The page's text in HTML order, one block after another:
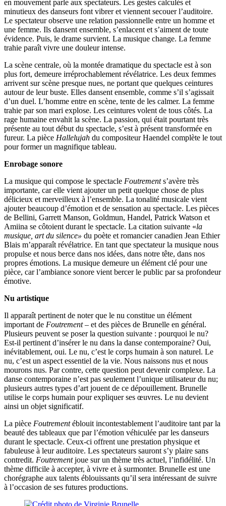
en mouvement parle aux spectateurs. Les gestes calculés et
minutieux des danseurs font vibrer et viennent secouer l’auditoire.
Le spectateur observe une relation passionnelle entre un homme et
une femme. Ils dansent ensemble, s’enlacent et s’aiment de toute
évidence. Puis, le drame survient. La musique change. La femme
trahie paraît vivre une douleur intense.
La scène centrale, où la montée dramatique du spectacle est à son
plus fort, demeure irréprochablement révélatrice. Les deux femmes
arrivent sur scène presque nues, ne portant que quelques ceintures
autour de leur buste. Elles dansent ensemble, comme s’il s’agissait
d’un duel. L’homme entre en scène, tente de les calmer. La femme
trahie par son mari explose. Les ceintures volent de tous côtés. La
rage humaine envahit la scène. La passion, qui était pourtant très
présente au tout début du spectacle, s’est à présent transformée en
fureur. La pièce Hallelujah du compositeur Haendel complète le tout
pour former un magnifique tableau.
Enrobage sonore
La musique qui compose le spectacle Foutrements’avère très
importante, car elle vient ajouter un petit quelque chose de plus
délicieux et merveilleux à l’ensemble. La tonalité musicale vient
ajouter beaucoup d’émotion et de sensation au spectacle. Les pièces
de Bellini, Garrett Manson, Goldmun, Handel, Patrick Watson et
Amiina se côtoient durant le spectacle. La citation suivante «la
musique, art du silence» du poète et romancier canadien Jean Ethier
Blais m’apparaît révélatrice. En tant que spectateur la musique nous
propulse et nous berce dans nos idées, dans notre tête, dans nos
propres émotions. La musique demeure un élément clé pour une
pièce, car l’ambiance sonore vient bercer le public par sa profondeur
émotive.
Nu artistique
Il apparaît pertinent de noter que le nu constitue un élément
important de Foutrement– et des pièces de Brunelle en général.
Plusieurs peuvent se poser la question suivante : pourquoi le nu?
Est-il pertinent d’insérer le nu dans la danse contemporaine? Oui,
inévitablement, oui. Le nu, c’est le corps humain à son naturel. Le
nu, c’est un aspect essentiel de la vie. Nous naissons nus et nous
mourons nus. Par contre, cette question peut devenir complexe. La
danse contemporaine n’est pas seulement l’unique utilisateur du nu;
plusieurs autres types d’art jouent de ce dépouillement. Brunelle
utilise le corps humain pour expliquer ses œuvres. Le nu devient
ainsi un objet significatif.
La pièce Foutrementéblouit incontestablement l’auditoire tant par la
beauté des tableaux que par l’émotion véhiculée par les danseurs
durant le spectacle. Ceux-ci offrent une prestation physique et
fabuleuse à leur auditoire. Les spectateurs sauront s’y plaire sans
contredit. Foutrementjoue sur un thème très actuel, l’infidélité. Un
thème difficile à accepter, à vivre et à surmonter. Brunelle est une
chorégraphe aux talents éblouissants qu’il sera intéressant de suivre
à l’occasion de ses futures productions.